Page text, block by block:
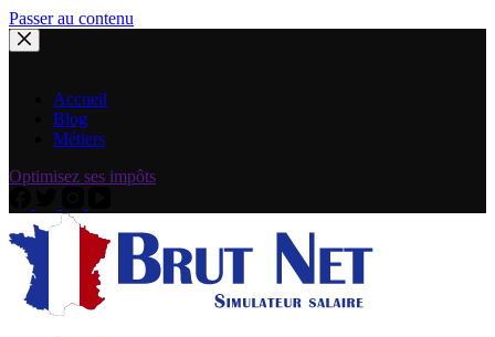
Passer au contenu
Accueil
Blog
Métiers
Optimisez ses impôts